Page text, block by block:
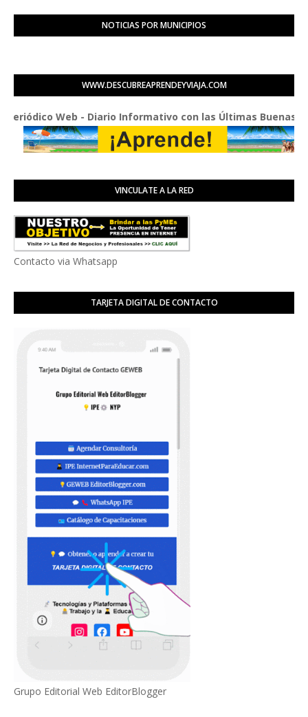
NOTICIAS POR MUNICIPIOS
WWW.DESCUBREAPRENDEYVIAJA.COM
Web - Diario Informativo con las Últimas Buenas Noticias
VINCULATE A LA RED
Contacto via Whatsapp
TARJETA DIGITAL DE CONTACTO
Grupo Editorial Web EditorBlogger